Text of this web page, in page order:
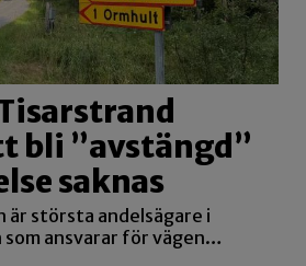
bli ”avstängd”
saknas
är största andelsägare i
ansvarar för vägen…